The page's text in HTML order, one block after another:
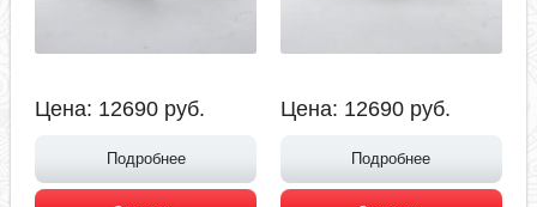
Цена: 12690 руб.
Подробнее
Цена: 12690 руб.
Подробнее